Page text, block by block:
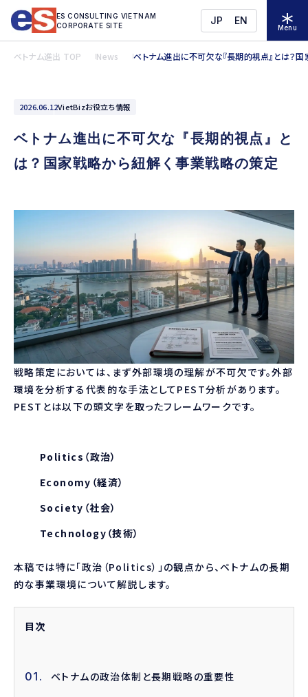
ES CONSULTING VIETNAM
CORPORATE SITE
JP EN
Menu
ベトナム進出 TOP News ベトナム進出に不可欠な『長期的視点』とは？
2026.06.12VietBizお役立ち情報
ベトナム進出に不可欠な『長期的視点』と
は？国家戦略から紐解く事業戦略の策定
戦略策定においては、まず外部環境の理解が不可欠です。外部
環境を分析する代表的な手法としてPEST分析があります。
PESTとは以下の頭文字を取ったフレームワークです。
Politics（政治）
Economy（経済）
Society（社会）
Technology（技術）
本稿では特に「政治（Politics）」の観点から、ベトナムの長期
的な事業環境について解説します。
目次
ベトナムの政治体制と長期戦略の重要性